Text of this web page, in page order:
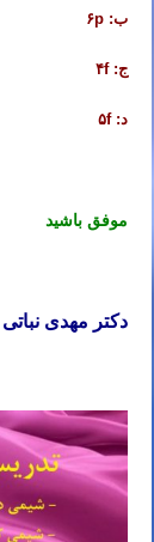
ب: ۶p
ج: ۴f
د: ۵f
موفق باشید
دکتر مهدی نباتی